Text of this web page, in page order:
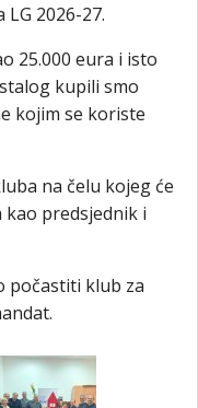
2026-27.
25.000 eura i isto
kupili smo
kojim se koriste
na čelu kojeg će
predsjednik i
počastiti klub za